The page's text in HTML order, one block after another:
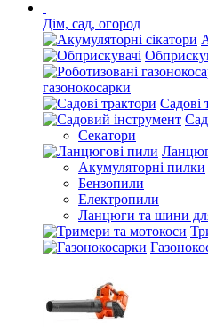
Дім, сад, огород
газонокосарки
Садові
Секатори
Акумуляторні пилки
Бензопили
Електропили
Ланцюги та шини